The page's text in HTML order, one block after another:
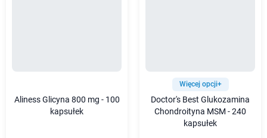
Aliness Glicyna 800 mg - 100
kapsułek
Więcej opcji+
Doctor's Best Glukozamina
Chondroityna MSM - 240
kapsułek